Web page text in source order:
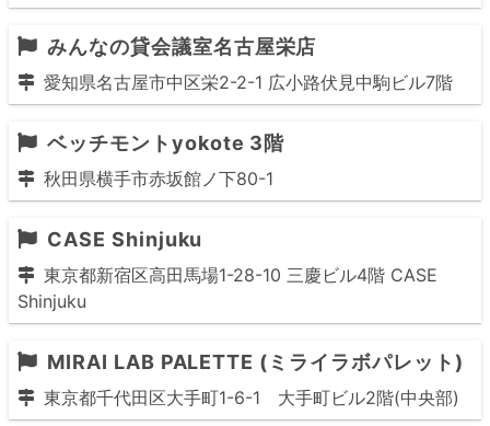
みんなの貸会議室名古屋栄店
愛知県名古屋市中区栄2-2-1 広小路伏見中駒ビル7階
ベッチモントyokote 3階
秋田県横手市赤坂館ノ下80-1
CASE Shinjuku
東京都新宿区高田馬場1-28-10 三慶ビル4階 CASE
Shinjuku
MIRAI LAB PALETTE (ミライラボパレット)
東京都千代田区大手町1-6-1 大手町ビル2階(中央部)